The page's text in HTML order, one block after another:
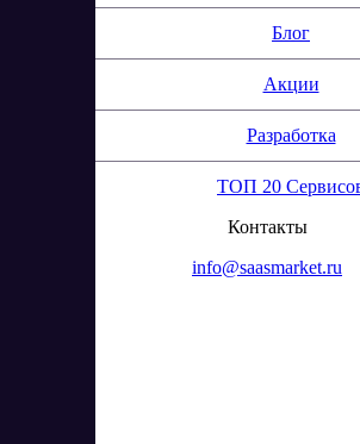
Блог
Акции
Разработка
ТОП 20
Контакты
info@saasmarket.ru